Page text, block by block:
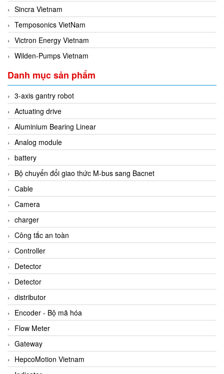
Sincra Vietnam
Temposonics VietNam
Victron Energy Vietnam
Wilden-Pumps Vietnam
Danh mục sản phẩm
3-axis gantry robot
Actuating drive
Aluminium Bearing Linear
Analog module
battery
Bộ chuyển đổi giao thức M-bus sang Bacnet
Cable
Camera
charger
Công tắc an toàn
Controller
Detector
Detector
distributor
Encoder - Bộ mã hóa
Flow Meter
Gateway
HepcoMotion Vietnam